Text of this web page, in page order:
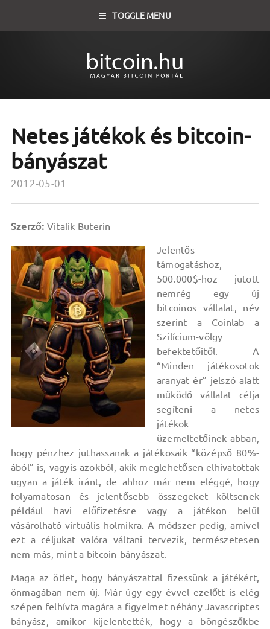
TOGGLE MENU
Netes játékok és bitcoin-
bányászat
2012-05-01
Szerző: Vitalik Buterin
Jelentős
támogatáshoz,
500.000$-hoz jutott
nemrég egy új
bitcoinos vállalat, név
szerint a Coinlab a
Szilícium-völgy
befektetőitől. A
“Minden játékosotok
aranyat ér” jelszó alatt
működő vállalat célja
segíteni a netes
játékok
üzemeltetőinek abban,
hogy pénzhez juthassanak a játékosaik “középső 80%-
ából” is, vagyis azokból, akik meglehetősen elhivatottak
ugyan a játék iránt, de ahhoz már nem eléggé, hogy
folyamatosan és jelentősebb összegeket költsenek
például havi előfizetésre vagy a játékon belül
vásárolható virtuális holmikra. A módszer pedig, amivel
ezt a céljukat valóra váltani tervezik, természetesen
nem más, mint a bitcoin-bányászat.
Maga az ötlet, hogy bányászattal fizessünk a játékért,
önmagában nem új. Már úgy egy évvel ezelőtt is elég
szépen felhívta magára a figyelmet néhány Javascriptes
bányász, amikor kijelentették, hogy a böngészőkbe